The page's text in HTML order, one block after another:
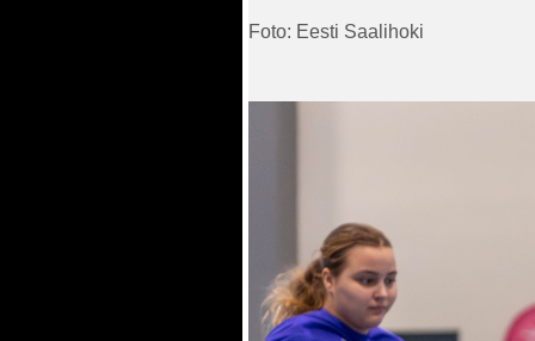
Foto: Eesti Saalihoki